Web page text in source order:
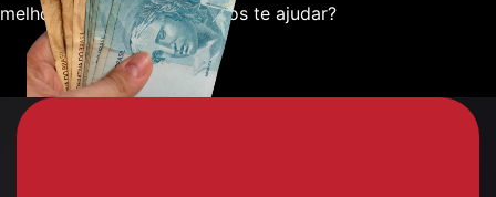
melhor sobre como podemos te ajudar?